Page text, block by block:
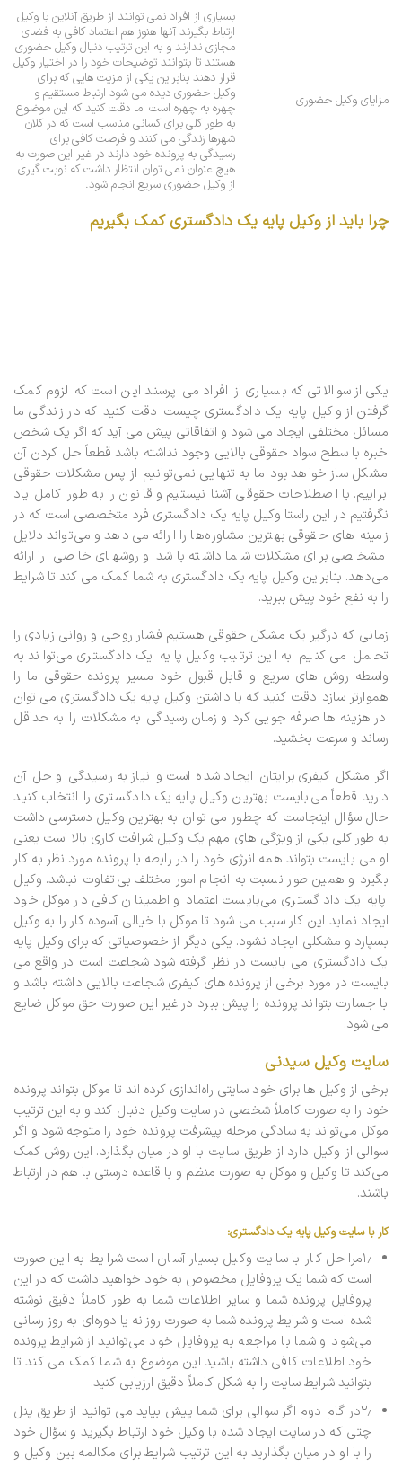
مزایای وکیل حضوری
بسیاری از افراد نمی توانند از طریق آنلاین با وکیل
ارتباط بگیرند آنها هنوز هم اعتماد کافی به فضای
مجازی ندارند و به این ترتیب دنبال وکیل حضوری
هستند تا بتوانند توضیحات خود را در اختیار وکیل
قرار دهند بنابراین یکی از مزیت هایی که برای
وکیل حضوری دیده می شود ارتباط مستقیم و
چهره به چهره است اما دقت کنید که این موضوع
به طور کلی برای کسانی مناسب است که در کلان
شهرها زندگی می کنند و فرصت کافی برای
رسیدگی به پرونده خود دارند در غیر این صورت به
هیچ عنوان نمی توان انتظار داشت که نوبت گیری
از وکیل حضوری سریع انجام شود.
چرا باید از وکیل پایه یک دادگستری کمک بگیریم
یکی از سوالاتی که بسیاری از افراد می پرسند این است که لزوم کمک
گرفتن از وکیل پایه یک دادگستری چیست دقت کنید که در زندگی ما
مسائل مختلفی ایجاد می شود و اتفاقاتی پیش می آید که اگر یک شخص
خبره با سطح سواد حقوقی بالایی وجود نداشته باشد قطعاً حل کردن آن
مشکل ساز خواهد بود ما به تنهایی نمی‌توانیم از پس مشکلات حقوقی
براییم. با اصطلاحات حقوقی آشنا نیستیم و قانون را به طور کامل یاد
نگرفتیم در این راستا وکیل پایه یک دادگستری فرد متخصصی است که در
زمینه های حقوقی بهترین مشاوره‌ها را ارائه می‌دهد و می‌تواند دلایل
مشخصی برای مشکلات شما داشته باشد و روشهای خاصی را ارائه
می‌دهد. بنابراین وکیل پایه یک دادگستری به شما کمک می کند تا شرایط
را به نفع خود پیش ببرید.
زمانی که درگیر یک مشکل حقوقی هستیم فشار روحی و روانی زیادی را
تحمل می کنیم به این ترتیب وکیل پایه یک دادگستری می‌تواند به
واسطه روش های سریع و قابل قبول خود مسیر پرونده حقوقی ما را
هموارتر سازد دقت کنید که با داشتن وکیل پایه یک دادگستری می توان
در هزینه ها صرفه جویی کرد و زمان رسیدگی به مشکلات را به حداقل
رساند و سرعت بخشید.
اگر مشکل کیفری برایتان ایجاد شده است و نیاز به رسیدگی و حل آن
دارید قطعاً می‌بایست بهترین وکیل پایه یک دادگستری را انتخاب کنید
حال سؤال اینجاست که چطور می توان به بهترین وکیل دسترسی داشت
به طور کلی یکی از ویژگی های مهم یک وکیل شرافت کاری بالا است یعنی
او می بایست بتواند همه انرژی خود را در رابطه با پرونده مورد نظر به کار
بگیرد و همین طور نسبت به انجام امور مختلف بی‌تفاوت نباشد. وکیل
پایه یک دادگستری می‌بایست اعتماد و اطمینان کافی در موکل خود
ایجاد نماید این کار سبب می شود تا موکل با خیالی آسوده کار را به وکیل
بسپارد و مشکلی ایجاد نشود. یکی دیگر از خصوصیاتی که برای وکیل پایه
یک دادگستری می بایست در نظر گرفته شود شجاعت است در واقع می
بایست در مورد برخی از پرونده‌های کیفری شجاعت بالایی داشته باشد و
با جسارت بتواند پرونده را پیش ببرد در غیر این صورت حق موکل ضایع
می شود.
سایت وکیل سیدنی
برخی از وکیل ها برای خود سایتی راه‌اندازی کرده اند تا موکل بتواند پرونده
خود را به صورت کاملاً شخصی در سایت وکیل دنبال کند و به این ترتیب
موکل می‌تواند به سادگی مرحله پیشرفت پرونده خود را متوجه شود و اگر
سوالی از وکیل دارد از طریق سایت با او در میان بگذارد. این روش کمک
می‌کند تا وکیل و موکل به صورت منظم و با قاعده درستی با هم در ارتباط
باشند.
کار با سایت وکیل پایه یک دادگستری:
۱٫مراحل کار با سایت وکیل بسیار آسان است شرایط به این صورت
است که شما یک پروفایل مخصوص به خود خواهید داشت که در این
پروفایل پرونده شما و سایر اطلاعات شما به طور کاملاً دقیق نوشته
شده است و شرایط پرونده شما به صورت روزانه یا دوره‌ای به روز رسانی
می‌شود و شما با مراجعه به پروفایل خود می‌توانید از شرایط پرونده
خود اطلاعات کافی داشته باشید این موضوع به شما کمک می کند تا
بتوانید شرایط سایت را به شکل کاملاً دقیق ارزیابی کنید.
۲٫در گام دوم اگر سوالی برای شما پیش بیاید می توانید از طریق پنل
چتی که در سایت ایجاد شده با وکیل خود ارتباط بگیرید و سؤال خود
را با او در میان بگذارید به این ترتیب شرایط برای مکالمه بین وکیل و